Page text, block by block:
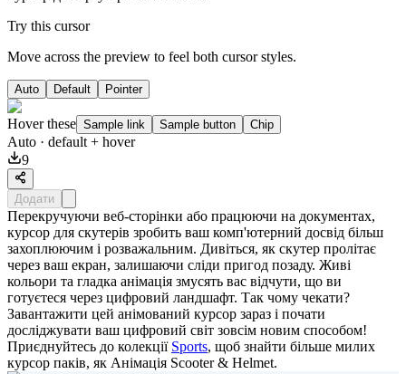
Try this cursor
Move across the preview to feel both cursor styles.
Auto Default Pointer
Hover these Sample link Sample button Chip
Auto · default + hover
9
Додати
Перекручуючи веб-сторінки або працюючи на документах,
курсор для скутерів зробить ваш комп'ютерний досвід більш
захоплюючим і розважальним. Дивіться, як скутер пролітає
через ваш екран, залишаючи сліди пригод позаду. Живі
кольори та гладка анімація змусять вас відчути, що ви
готуєтеся через цифровий ландшафт. Так чому чекати?
Завантажити цей анімований курсор зараз і почати
досліджувати ваш цифровий світ зовсім новим способом!
Приєднуйтесь до колекції Sports, щоб знайти більше милих
курсор паків, як Анімація Scooter & Helmet.